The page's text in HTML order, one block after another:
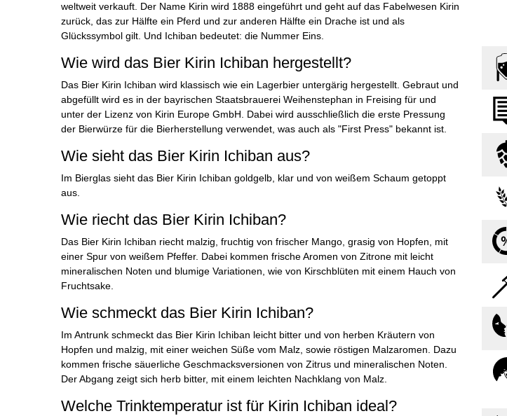
weltweit verkauft. Der Name Kirin wird 1888 eingeführt und geht auf das Fabelwesen Kirin
zurück, das zur Hälfte ein Pferd und zur anderen Hälfte ein Drache ist und als
Glückssymbol gilt. Und Ichiban bedeutet: die Nummer Eins.
Wie wird das Bier Kirin Ichiban hergestellt?
Das Bier Kirin Ichiban wird klassisch wie ein Lagerbier untergärig hergestellt. Gebraut und
abgefüllt wird es in der bayrischen Staatsbrauerei Weihenstephan in Freising für und
unter der Lizenz von Kirin Europe GmbH. Dabei wird ausschließlich die erste Pressung
der Bierwürze für die Bierherstellung verwendet, was auch als "First Press" bekannt ist.
Wie sieht das Bier Kirin Ichiban aus?
Im Bierglas sieht das Bier Kirin Ichiban goldgelb, klar und von weißem Schaum getoppt
aus.
Wie riecht das Bier Kirin Ichiban?
Das Bier Kirin Ichiban riecht malzig, fruchtig von frischer Mango, grasig von Hopfen, mit
einer Spur von weißem Pfeffer. Dabei kommen frische Aromen von Zitrone mit leicht
mineralischen Noten und blumige Variationen, wie von Kirschblüten mit einem Hauch von
Fruchtsake.
Wie schmeckt das Bier Kirin Ichiban?
Im Antrunk schmeckt das Bier Kirin Ichiban leicht bitter und von herben Kräutern von
Hopfen und malzig, mit einer weichen Süße vom Malz, sowie röstigen Malzaromen. Dazu
kommen frische säuerliche Geschmacksversionen von Zitrus und mineralischen Noten.
Der Abgang zeigt sich herb bitter, mit einem leichten Nachklang von Malz.
Welche Trinktemperatur ist für Kirin Ichiban ideal?